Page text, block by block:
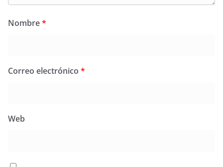
Nombre*
Correo electrónico *
Web